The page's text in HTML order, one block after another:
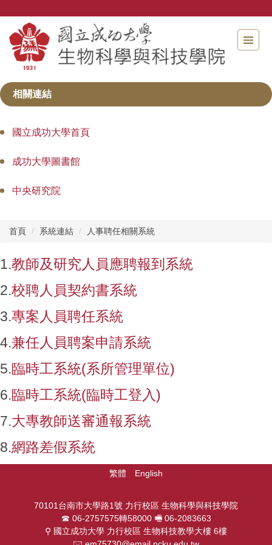
主
要
區
相關連結
國立成功大學首頁
成功大學圖書館
中央研究院
首頁 系統連結 人事聘任相關系統
1.教師及研究人員應聘報到系統
2.校聘人員契約書系統
3.專案人員聘任系統
4.兼任人員聘案申請系統
5.臨時工系統(系所管理單位)
6.臨時工系統(臨時工登入)
7.大專教師送審通報系統
8.網路差假系統
繁體 English
70101台南市大學路1號 力行校區 生物科學與科技學院
☎︎ 06-2757575轉58000 🖷 06-2083663
⚲ 國立成功大學 力行校區 生物科技教學大樓 6樓